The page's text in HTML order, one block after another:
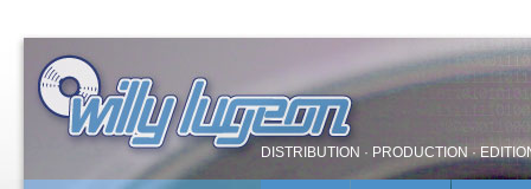
DISTRIBUTION · PRODUCTION ·